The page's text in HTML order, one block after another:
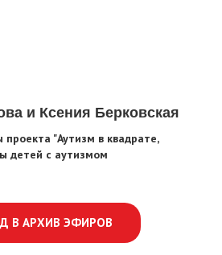
и Ксения Берковская
проекта "Аутизм в квадрате,
детей с аутизмом
В АРХИВ ЭФИРОВ